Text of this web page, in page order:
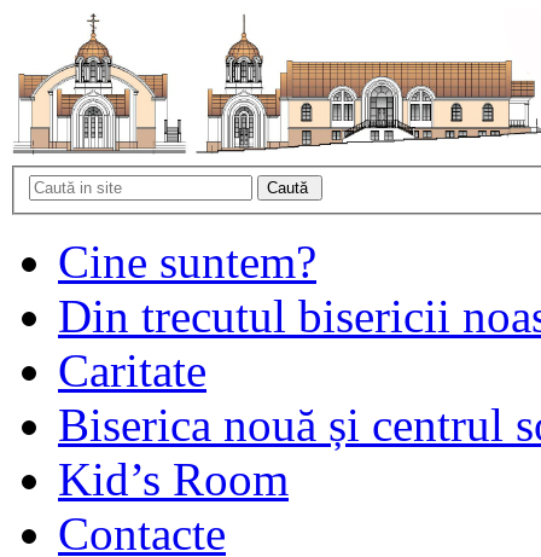
Cine suntem?
Din trecutul bisericii
Caritate
Biserica nouă și centrul
Kid’s Room
Contacte